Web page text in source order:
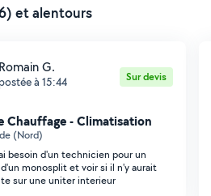
et alentours
Romain G.
postée à 15:44 Sur devis
Chauffage - Climatisation
(Nord)
besoin d'un technicien pour un
monosplit et voir si il n'y aurait
sur une uniter interieur